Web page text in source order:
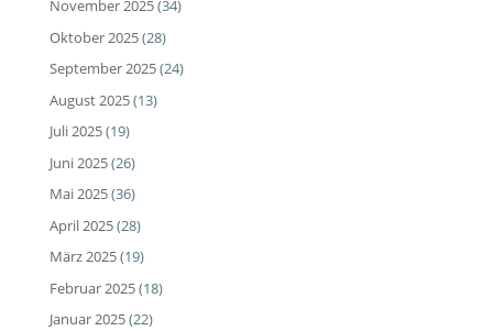
November 2025(34)
Oktober 2025(28)
September 2025(24)
August 2025(13)
Juli 2025(19)
Juni 2025(26)
Mai 2025(36)
April 2025(28)
März 2025(19)
Februar 2025(18)
Januar 2025(22)